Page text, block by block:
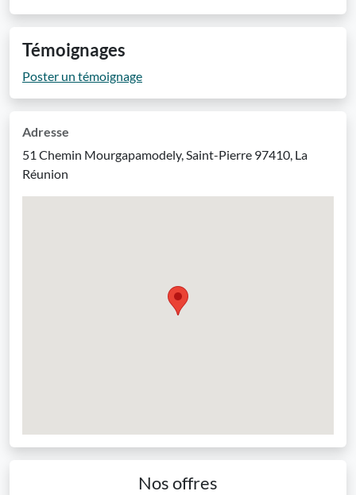
Témoignages
Poster un témoignage
Adresse
51 Chemin Mourgapamodely, Saint-Pierre 97410, La
Réunion
Nos offres